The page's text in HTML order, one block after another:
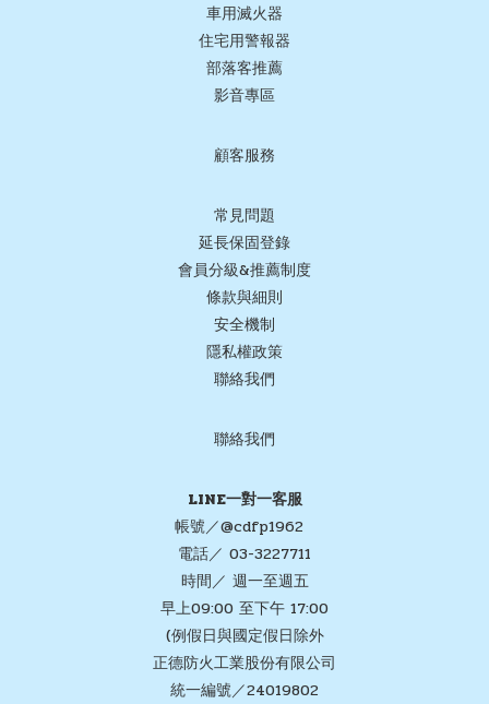
車用滅火器
住宅用警報器
部落客推薦
影音專區
顧客服務
常見問題
延長保固登錄
會員分級&推薦制度
條款與細則
安全機制
隱私權政策
聯絡我們
聯絡我們
LINE一對一客服
帳號／@cdfp1962
電話／ 03-3227711
時間／ 週一至週五
早上09:00 至下午 17:00
(例假日與國定假日除外
正德防火工業股份有限公司
統一編號／24019802